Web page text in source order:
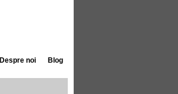
Blog
Despre noi